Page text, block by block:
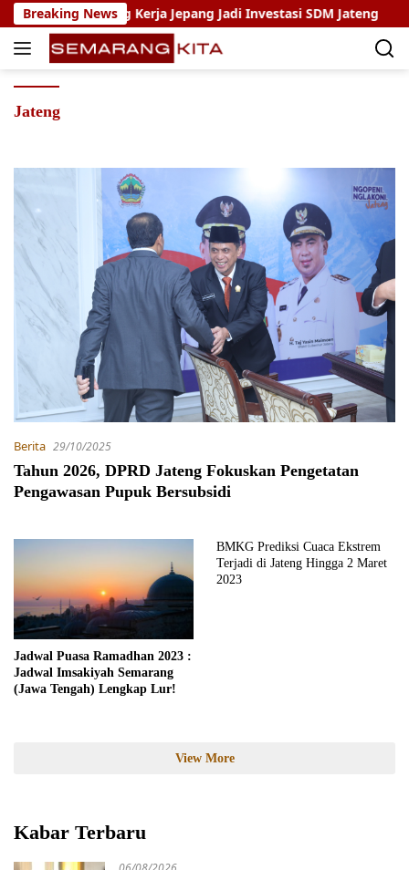
Skip
to
content
Breaking News
Magang Kerja Jepang Jadi Investasi SDM Jateng
Jateng
Berita 29/10/2025
Tahun 2026, DPRD Jateng Fokuskan Pengetatan
Pengawasan Pupuk Bersubsidi
Jadwal Puasa Ramadhan 2023 :
Jadwal Imsakiyah Semarang
(Jawa Tengah) Lengkap Lur!
BMKG Prediksi Cuaca Ekstrem
Terjadi di Jateng Hingga 2 Maret
2023
View More
Kabar Terbaru